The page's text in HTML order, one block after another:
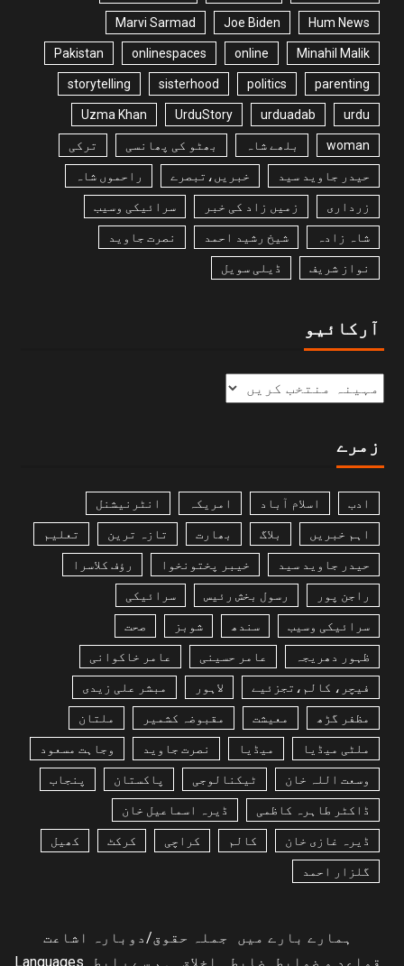
Hum News
Joe Biden
Marvi Sarmad
Minahil Malik
online
onlinespaces
Pakistan
parenting
politics
sisterhood
storytelling
urdu
urduadab
UrduStory
Uzma Khan
woman بلھے شاہ بھٹو کی پھانسی ترکی
حیدر جاوید سید خبریں،تبصرے راحموں شاہ
زرداری زمیں زاد کی خبر سرائیکی وسیب
شاہ زادہ شیخ رشید احمد نصرت جاوید
نواز شریف ڈیلی سویل
آرکائیو
زمرے
ادب اسلام آباد امریکہ انٹرنیشنل
اہم خبریں بلاگ بھارت تازہ ترین تعلیم
حیدر جاوید سید خیبر پختونخوا رؤف کلاسرا
راجن پور رسول بخش رئیس سرائیکی
سرائیکی وسیب سندھ شوبز صحت
ظہور دھریجہ عامر حسینی عامر خاکوانی
فیچر، کالم،تجزئیے لاہور مبشر علی زیدی
مظفر گڑھ معیشت مقبوضہ کشمیر ملتان
ملٹی میڈیا میڈیا نصرت جاوید وجاہت مسعود
وسعت اللہ خان ٹیکنالوجی پاکستان پنجاب
ڈاکٹر طاہرہ کاظمی ڈیرہ اسماعیل خان
ڈیرہ غازی خان کالم کراچی کرکٹ کھیل
گلزار احمد
ہمارے بارے میں
جملہ حقوق/دوبارہ اشاعت
قواعد و ضوابط
ضابطہ اخلاق ہم سے رابطہ Languages